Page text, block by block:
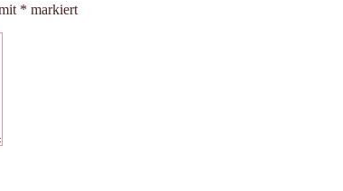
* markiert